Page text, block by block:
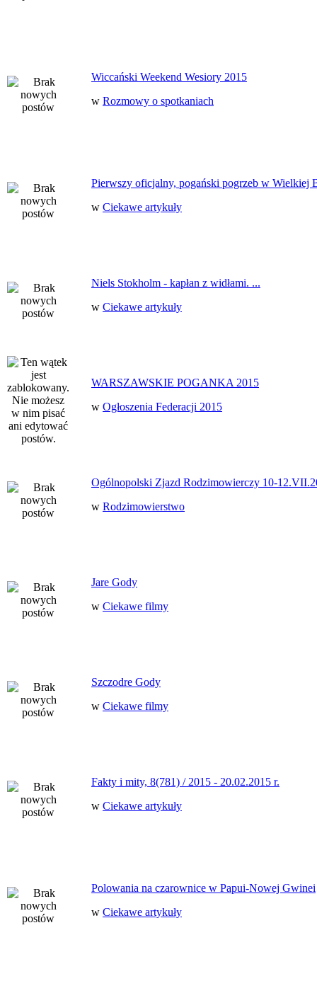
Wiccański Weekend Wesiory 2015
w Rozmowy o spotkaniach
Pierwszy oficjalny, pogański pogrzeb w Wielkiej
w Ciekawe artykuły
Niels Stokholm - kapłan z widłami. ...
w Ciekawe artykuły
WARSZAWSKIE POGANKA 2015
w Ogłoszenia Federacji 2015
Ogólnopolski Zjazd Rodzimowierczy 10-
w Rodzimowierstwo
Jare Gody
w Ciekawe filmy
Szczodre Gody
w Ciekawe filmy
Fakty i mity, 8(781) / 2015 - 20.02.2015 r.
w Ciekawe artykuły
Polowania na czarownice w Papui-Nowej Gwinei
w Ciekawe artykuły